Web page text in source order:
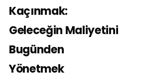
Kaçınmak:
Geleceğin Maliyetini
Bugünden
Yönetmek